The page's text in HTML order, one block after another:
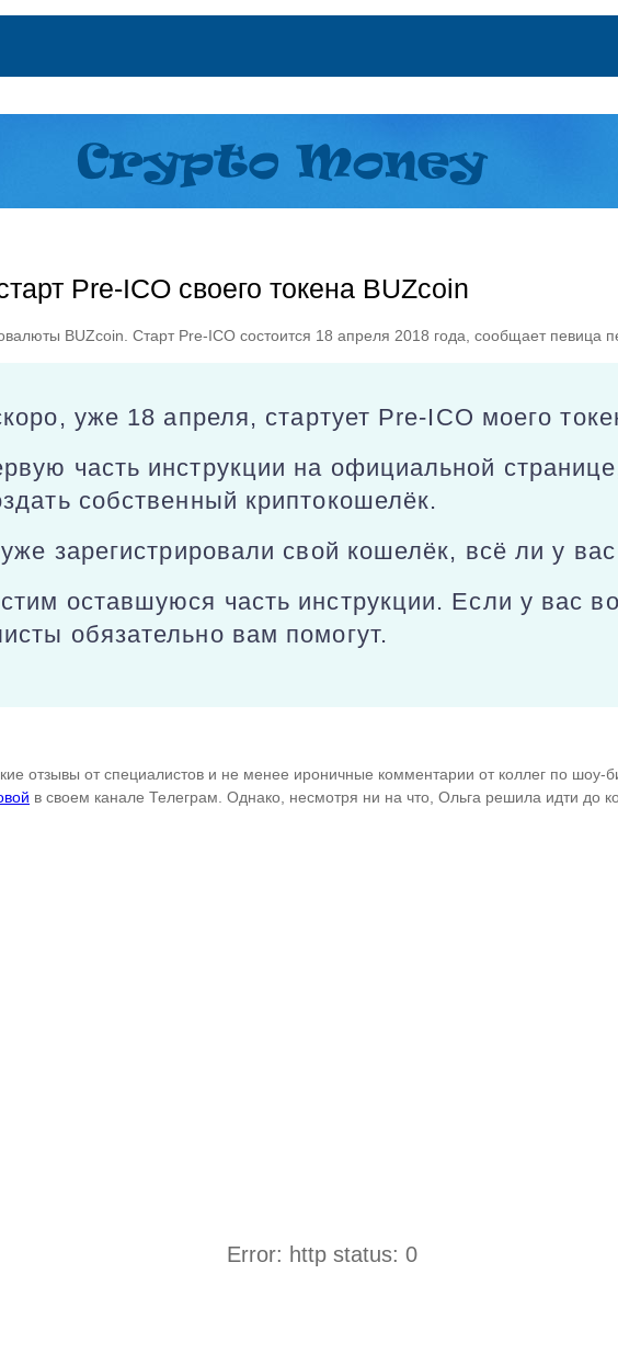
Pre-ICO своего токена BUZcoin
BUZcoin. Старт Pre-ICO состоится 18 апреля 2018 года, сообщает певица
уже 18 апреля, стартует Pre-ICO моего
часть инструкции на официальной
собственный криптокошелёк.
зарегистрировали свой кошелёк, всё ли у
оставшуюся часть инструкции. Если у вас
обязательно вам помогут.
отзывы от специалистов и не менее ироничные комментарии от коллег по шоу-
в своем канале Телеграм. Однако, несмотря ни на что, Ольга решила идти до
Error: http status: 0